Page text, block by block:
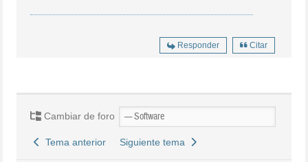
Responder Citar
Cambiar de foro
Tema anterior Siguiente tema